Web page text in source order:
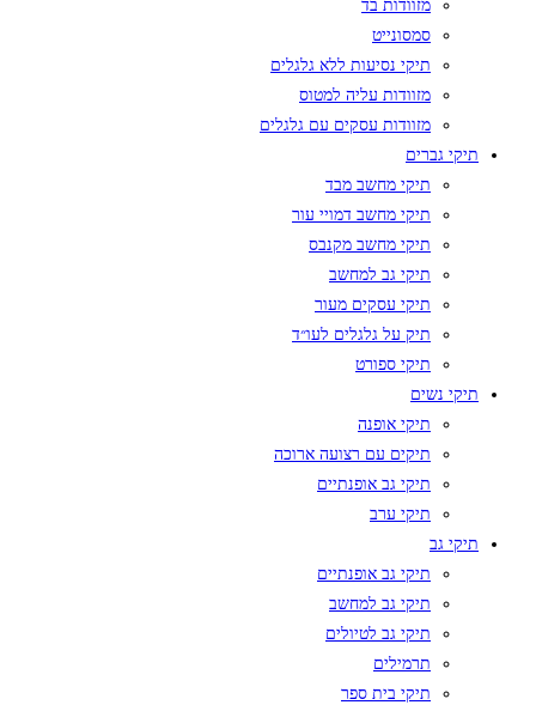
מזוודות בד
סמסונייט
תיקי נסיעות ללא גלגלים
מזוודות עליה למטוס
מזוודות עסקים עם גלגלים
תיקי גברים
תיקי מחשב מבד
תיקי מחשב דמויי עור
תיקי מחשב מקנבס
תיקי גב למחשב
תיקי עסקים מעור
תיק על גלגלים לעו״ד
תיקי ספורט
תיקי נשים
תיקי אופנה
תיקים עם רצועה ארוכה
תיקי גב אופנתיים
תיקי ערב
תיקי גב
תיקי גב אופנתיים
תיקי גב למחשב
תיקי גב לטיולים
תרמילים
תיקי בית ספר